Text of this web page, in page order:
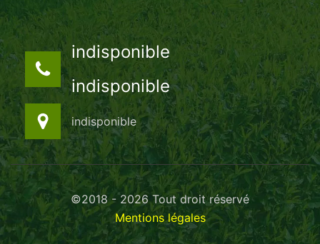
indisponible
indisponible
indisponible
©2018 - 2026 Tout droit réservé
Mentions légales